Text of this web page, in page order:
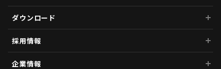
ダウンロード
採用情報
企業情報